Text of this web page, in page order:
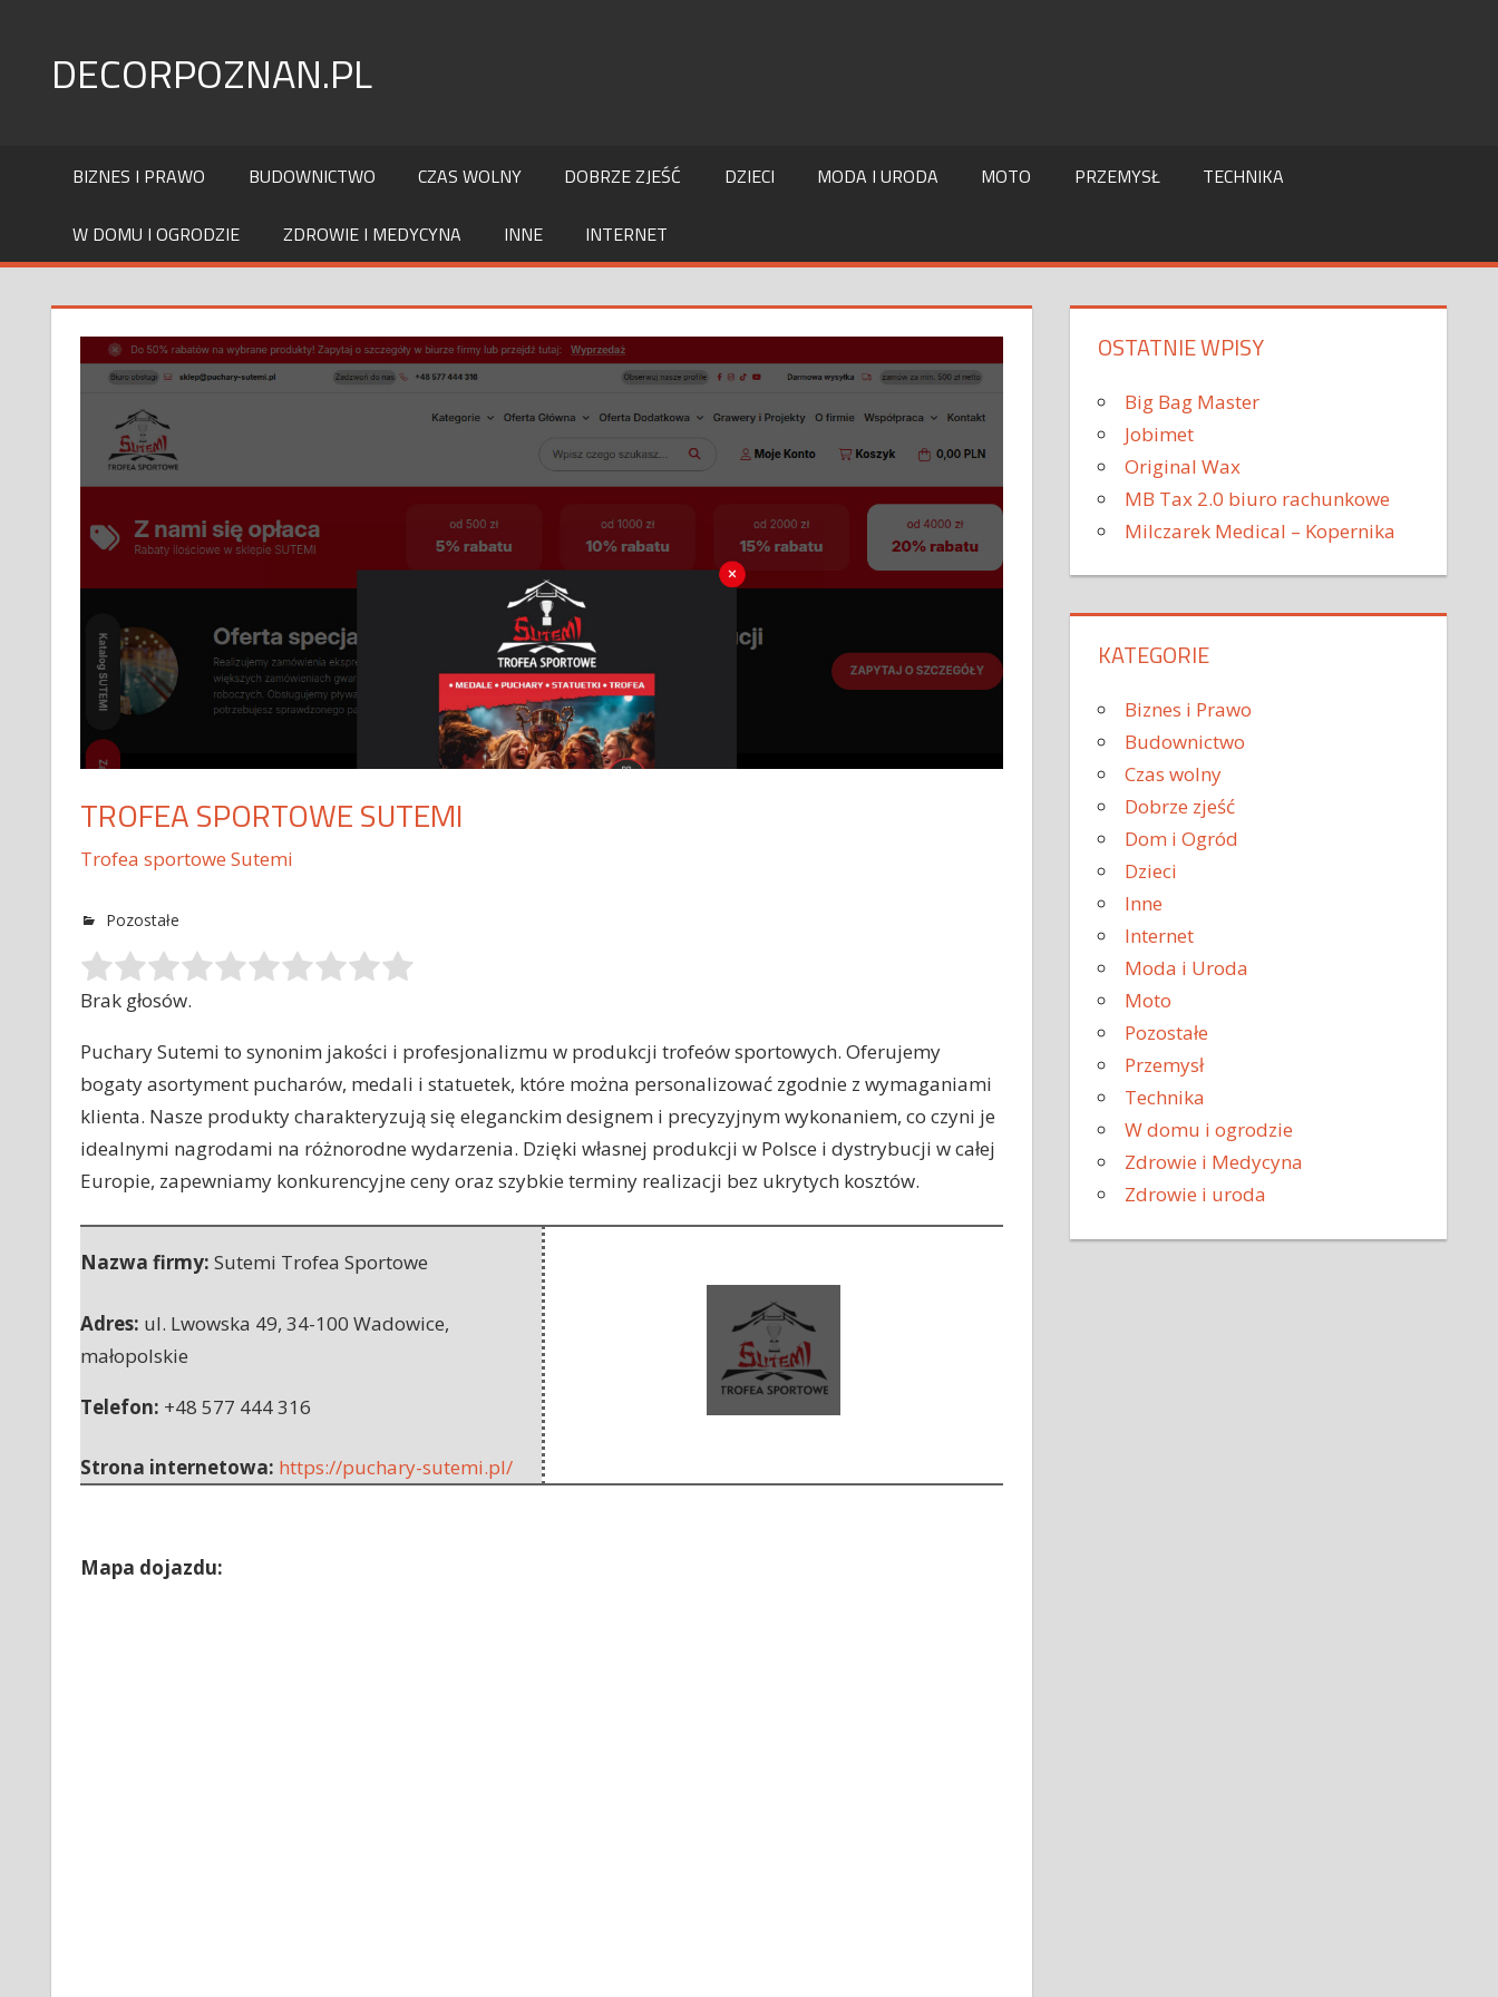
contentDECORPOZNAN.PL
BIZNES I PRAWO BUDOWNICTWO CZAS WOLNY DOBRZE ZJEŚĆ DZIECI MODA I URODA MOTO PRZEMYSŁ TECHNIKA
W DOMU I OGRODZIE ZDROWIE I MEDYCYNA INNE INTERNET
TROFEA SPORTOWE SUTEMI
Trofea sportowe Sutemi
Pozostałe
Brak głosów.
Puchary Sutemi to synonim jakości i profesjonalizmu w produkcji trofeów sportowych. Oferujemy
bogaty asortyment pucharów, medali i statuetek, które można personalizować zgodnie z wymaganiami
klienta. Nasze produkty charakteryzują się eleganckim designem i precyzyjnym wykonaniem, co czyni je
idealnymi nagrodami na różnorodne wydarzenia. Dzięki własnej produkcji w Polsce i dystrybucji w całej
Europie, zapewniamy konkurencyjne ceny oraz szybkie terminy realizacji bez ukrytych kosztów.
Nazwa firmy: Sutemi Trofea Sportowe
Adres: ul. Lwowska 49, 34-100 Wadowice,
małopolskie
Telefon: +48 577 444 316
Strona internetowa: https://puchary-sutemi.pl/
Mapa dojazdu:
OSTATNIE WPISY
Big Bag Master
Jobimet
Original Wax
MB Tax 2.0 biuro rachunkowe
Milczarek Medical – Kopernika
KATEGORIE
Biznes i Prawo
Budownictwo
Czas wolny
Dobrze zjeść
Dom i Ogród
Dzieci
Inne
Internet
Moda i Uroda
Moto
Pozostałe
Przemysł
Technika
W domu i ogrodzie
Zdrowie i Medycyna
Zdrowie i uroda